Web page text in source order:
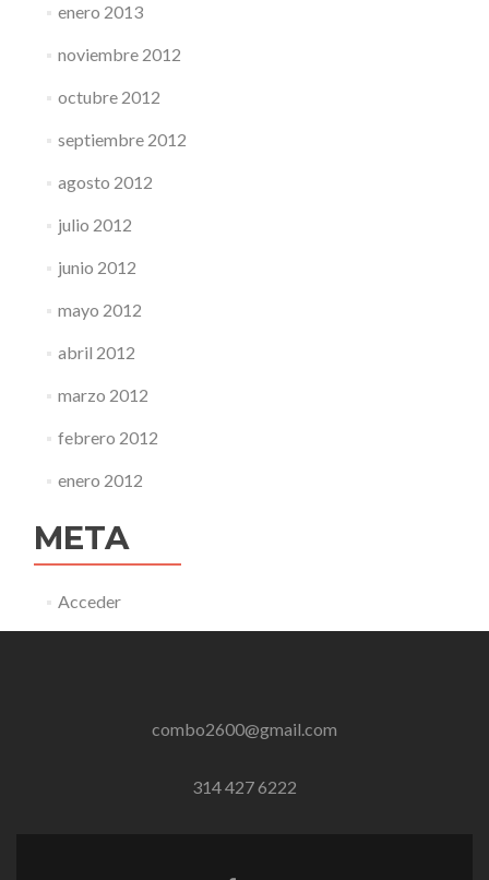
enero 2013
noviembre 2012
octubre 2012
septiembre 2012
agosto 2012
julio 2012
junio 2012
mayo 2012
abril 2012
marzo 2012
febrero 2012
enero 2012
META
Acceder
combo2600@gmail.com
314 427 6222